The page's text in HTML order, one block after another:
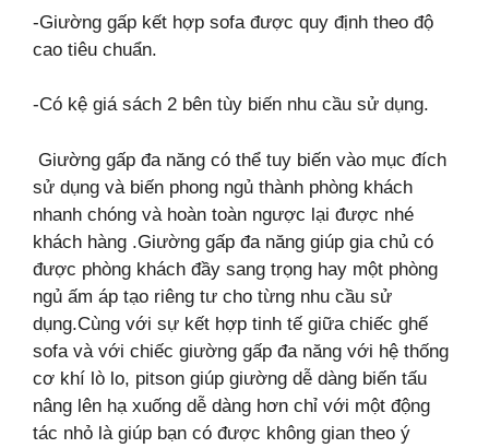
-Giường gấp kết hợp sofa được quy định theo độ
cao tiêu chuẩn.
-Có kệ giá sách 2 bên tùy biến nhu cầu sử dụng.
Giường gấp đa năng có thể tuy biến vào mục đích
sử dụng và biến phong ngủ thành phòng khách
nhanh chóng và hoàn toàn ngược lại được nhé
khách hàng .Giường gấp đa năng giúp gia chủ có
được phòng khách đầy sang trọng hay một phòng
ngủ ấm áp tạo riêng tư cho từng nhu cầu sử
dụng.Cùng với sự kết hợp tinh tế giữa chiếc ghế
sofa và với chiếc giường gấp đa năng với hệ thống
cơ khí lò lo, pitson giúp giường dễ dàng biến tấu
nâng lên hạ xuống dễ dàng hơn chỉ với một động
tác nhỏ là giúp bạn có được không gian theo ý